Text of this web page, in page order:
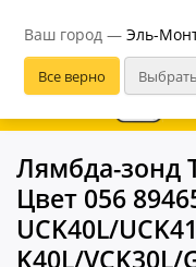
Ваш город — Эль-
В
Лямбда-зонд
Цвет 056
UCK40L/
K40L/VCK30L/